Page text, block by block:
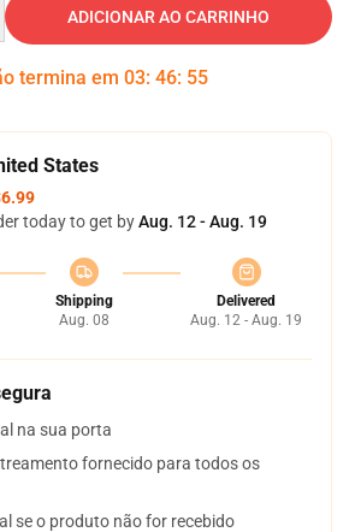
ADICIONAR AO CARRINHO
termina em 03: 46: 54
States
today to get byAug. 12 - Aug. 19
Shipping
Aug. 08
Delivered
Aug. 12 - Aug. 19
na sua porta
fornecido para todos os
se o produto não for recebido